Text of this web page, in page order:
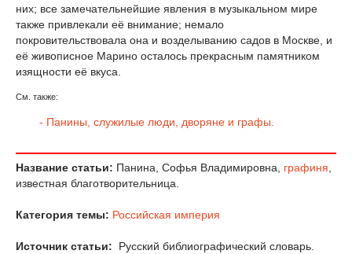
них; все замечательнейшие явления в музыкальном мире
также привлекали её внимание; немало
покровительствовала она и возделыванию садов в Москве, и
её живописное Марино осталось прекрасным памятником
изящности её вкуса.
См. также:
- Панины, служилые люди, дворяне и графы.
Название статьи: Панина, Софья Владимировна, графиня,
известная благотворительница.
Категория темы: Российская империя
Источник статьи:
Русский библиографический словарь.